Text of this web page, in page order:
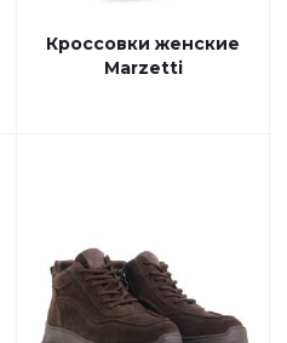
Кроссовки женские
Marzetti